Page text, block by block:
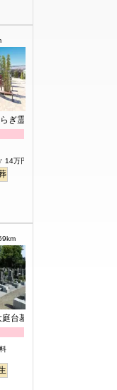
ぎ霊園
14万円より
台墓園